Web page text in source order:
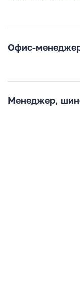
Офис-
Менеджер,